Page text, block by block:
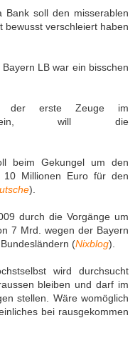
Bank soll den misserablen
bewusst verschleiert haben
LB war ein bisschen
der erste Zeuge im
sein, will die
beim Gekungel um den
10 Millionen Euro für den
).
durch die Vorgänge um
7 Mrd. wegen der Bayern
(Nixblog).
wird durchsucht
bleiben und darf im
stellen. Wäre womöglich
bei rausgekommen